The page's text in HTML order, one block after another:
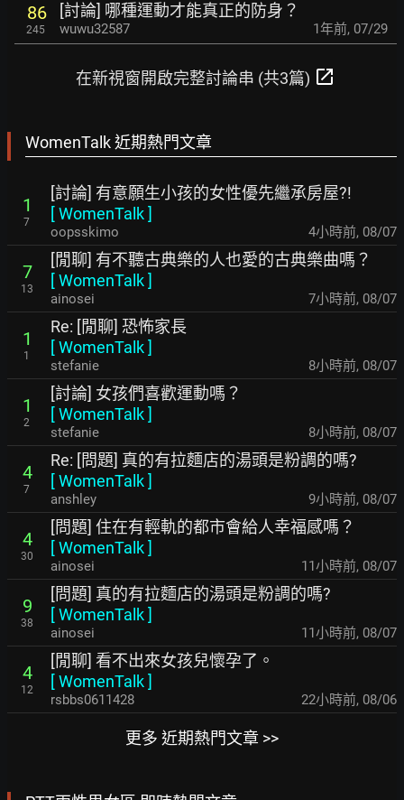
86
245
[討論] 哪種運動才能真正的防身？
wuwu32587 1年前, 07/29
在新視窗開啟完整討論串 (共3篇) open_in_new
WomenTalk 近期熱門文章
1
7
[討論] 有意願生小孩的女性優先繼承房屋?!
[WomenTalk]
oopsskimo 4小時前, 08/07
7
13
[閒聊] 有不聽古典樂的人也愛的古典樂曲嗎？
[WomenTalk]
ainosei 7小時前, 08/07
1
1
Re: [閒聊] 恐怖家長
[WomenTalk]
stefanie 8小時前, 08/07
1
2
[討論] 女孩們喜歡運動嗎？
[WomenTalk]
stefanie 8小時前, 08/07
4
7
Re: [問題] 真的有拉麵店的湯頭是粉調的嗎?
[WomenTalk]
anshley 9小時前, 08/07
4
30
[問題] 住在有輕軌的都市會給人幸福感嗎？
[WomenTalk]
ainosei 11小時前, 08/07
9
38
[問題] 真的有拉麵店的湯頭是粉調的嗎?
[WomenTalk]
ainosei 11小時前, 08/07
4
12
[閒聊] 看不出來女孩兒懷孕了。
[WomenTalk]
rsbbs0611428 22小時前, 08/06
更多 近期熱門文章 >>